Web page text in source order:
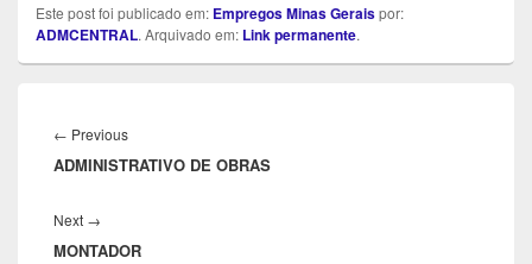
Este post foi publicado em: Empregos Minas Geraispor:
ADMCENTRAL. Arquivado em: Link permanente.
de
Post
← PreviousPrevious
post:
ADMINISTRATIVO DE OBRAS
Next →
post:
MONTADOR